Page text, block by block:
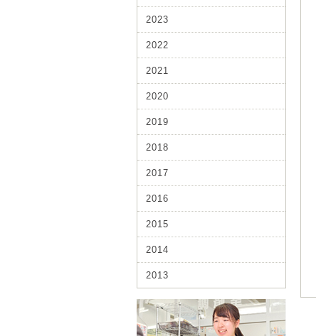
2023
2022
2021
2020
2019
2018
2017
2016
2015
2014
2013